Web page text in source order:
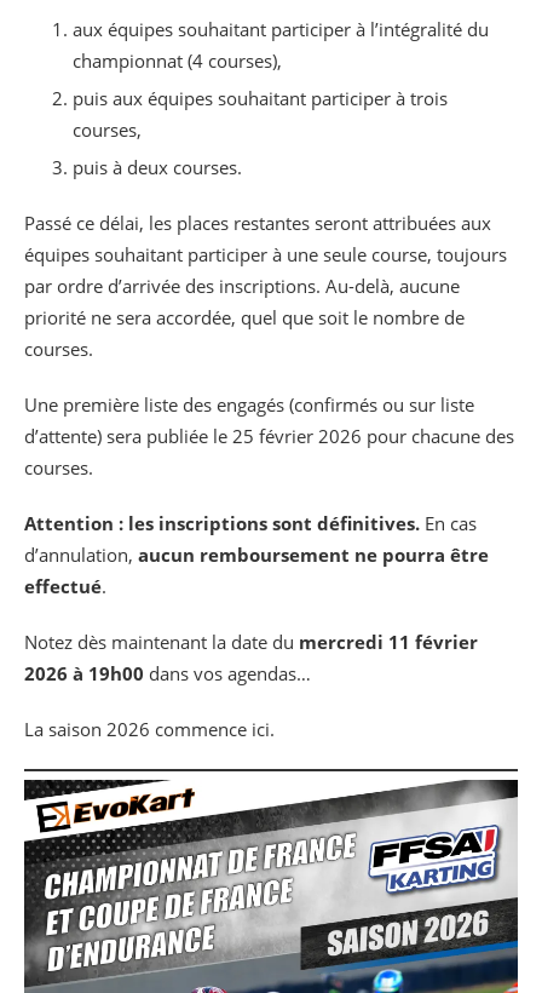
aux équipes souhaitant participer à l’intégralité du
championnat (4 courses),
puis aux équipes souhaitant participer à trois
courses,
puis à deux courses.
Passé ce délai, les places restantes seront attribuées aux
équipes souhaitant participer à une seule course, toujours
par ordre d’arrivée des inscriptions. Au-delà, aucune
priorité ne sera accordée, quel que soit le nombre de
courses.
Une première liste des engagés (confirmés ou sur liste
d’attente) sera publiée le 25 février 2026 pour chacune des
courses.
Attention : les inscriptions sont définitives. En cas
d’annulation, aucun remboursement ne pourra être
effectué.
Notez dès maintenant la date du mercredi 11 février
2026 à 19h00 dans vos agendas…
La saison 2026 commence ici.